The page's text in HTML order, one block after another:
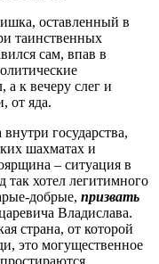
оставленный в
таинственных
сам, впав в
к вечеру слег и
от яда.
государства,
шахматах и
– ситуация в
так хотел легитимного
добрые, призвать
Владислава.
страна, от которой
это могущественное